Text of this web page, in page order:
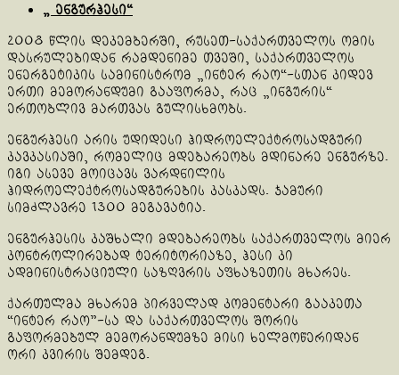
„ ენგურჰესი“
2008 წლის დეკემბერში, რუსეთ-საქართველოს ომის
დასრულებიდან რამდენიმე თვეში, საქართველოს
ენერგეტიკის სამინისტრომ „ინტერ რაო“-სთან კიდევ
ერთი მემორანდუმი გააფორმა, რაც „ინგურის“
ერთობლივ მართვას გულისხმობს.
ენგურჰესი არის უდიდესი ჰიდროელექტროსადგური
კავკასიაში, რომელიც მდებარეობს მდინარე ენგურზე.
იგი ასევე მოიცავს ვარდნილის
ჰიდროელექტროსადგურების კასკადს. ჯამური
სიმძლავრე 1300 მეგავატია.
ენგურჰესის კაშხალი მდებარეობს საქართველოს მიერ
კონტროლირებად ტერიტორიაზე, ჰესი კი
ადმინისტრაციული საზღვრის აფხაზეთის მხარეს.
ქართულმა მხარემ პირველად კომენტარი გააკეთა
“ინტერ რაო”-სა და საქართველოს შორის
გაფორმებულ მემორანდუმზე მისი ხელმოწერიდან
ორი კვირის შემდეგ.